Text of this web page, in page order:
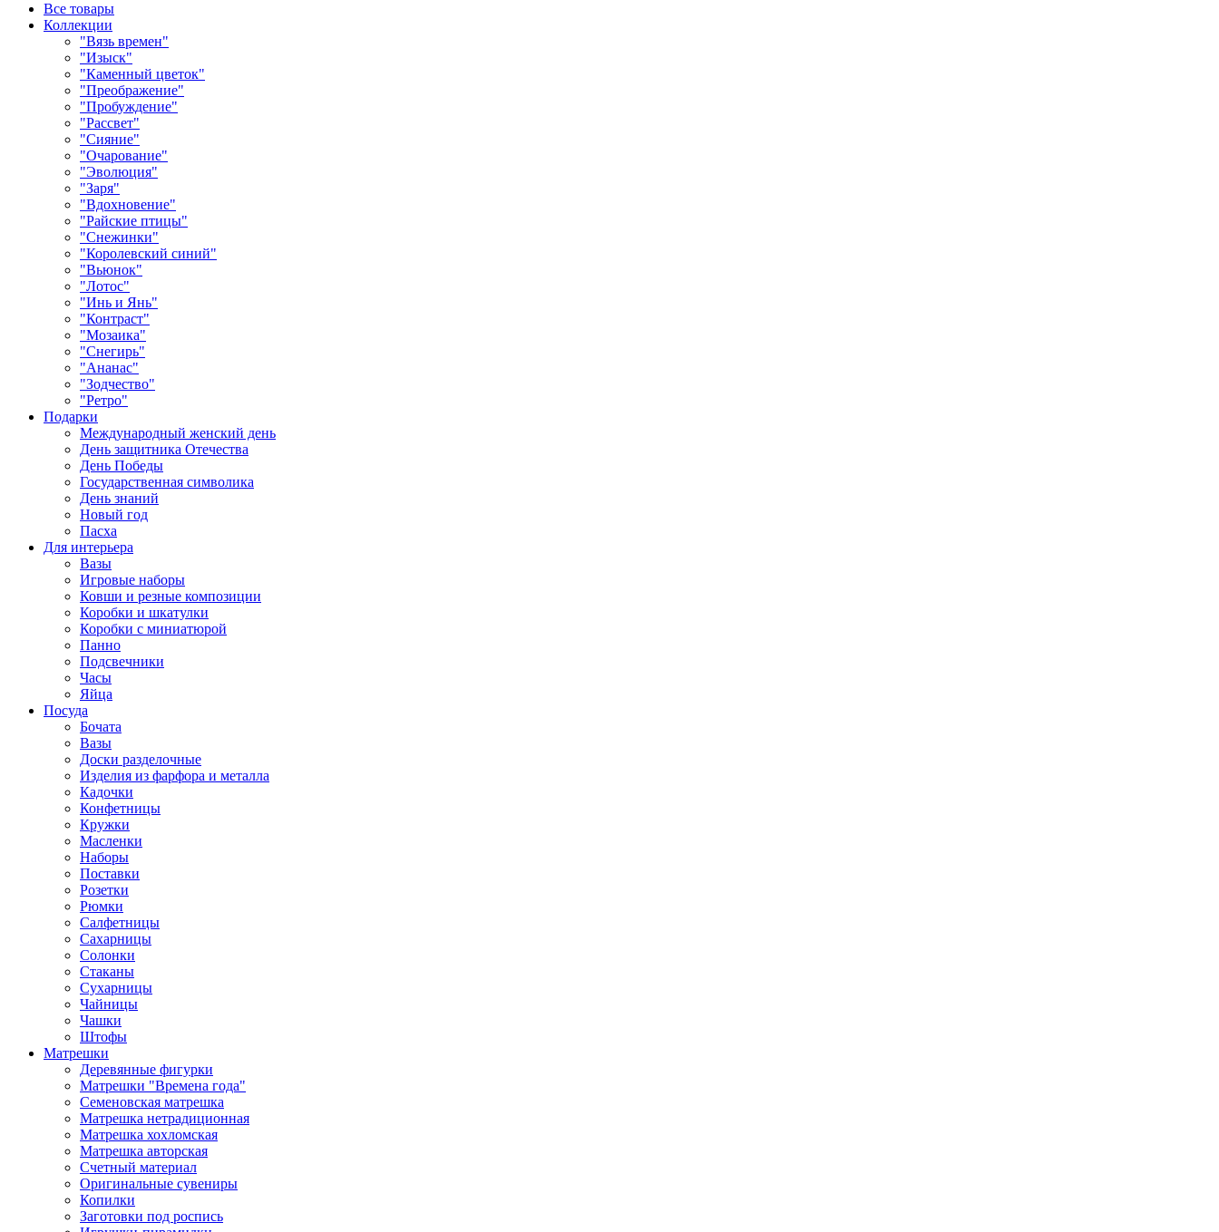
Все товары
Коллекции
"Вязь времен"
"Изыск"
"Каменный цветок"
"Преображение"
"Пробуждение"
"Рассвет"
"Сияние"
"Очарование"
"Эволюция"
"Заря"
"Вдохновение"
"Райские птицы"
"Снежинки"
"Королевский синий"
"Вьюнок"
"Лотос"
"Инь и Янь"
"Контраст"
"Мозаика"
"Снегирь"
"Ананас"
"Зодчество"
"Ретро"
Подарки
Международный женский день
День защитника Отечества
День Победы
Государственная символика
День знаний
Новый год
Пасха
Для интерьера
Вазы
Игровые наборы
Ковши и резные композиции
Коробки и шкатулки
Коробки с миниатюрой
Панно
Подсвечники
Часы
Яйца
Посуда
Бочата
Вазы
Доски разделочные
Изделия из фарфора и металла
Кадочки
Конфетницы
Кружки
Масленки
Наборы
Поставки
Розетки
Рюмки
Салфетницы
Сахарницы
Солонки
Стаканы
Сухарницы
Чайницы
Чашки
Штофы
Матрешки
Деревянные фигурки
Матрешки "Времена года"
Семеновская матрешка
Матрешка нетрадиционная
Матрешка хохломская
Матрешка авторская
Счетный материал
Оригинальные сувениры
Копилки
Заготовки под роспись